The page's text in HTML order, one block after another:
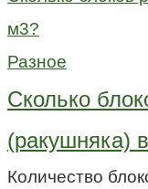
Разное
Сколько
(ракушняка)
Количество